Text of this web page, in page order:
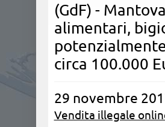
(GdF) -
alimentari,
circa 100.000
29 novembre
Vendita illegale